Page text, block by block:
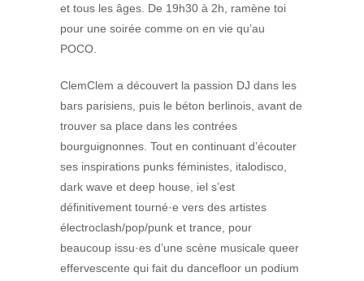
et tous les âges. De 19h30 à 2h, ramène toi
pour une soirée comme on en vie qu’au
POCO.
ClemClem a découvert la passion DJ dans les
bars parisiens, puis le béton berlinois, avant de
trouver sa place dans les contrées
bourguignonnes. Tout en continuant d’écouter
ses inspirations punks féministes, italodisco,
dark wave et deep house, iel s’est
définitivement tourné·e vers des artistes
électroclash/pop/punk et trance, pour
beaucoup issu·es d’une scène musicale queer
effervescente qui fait du dancefloor un podium